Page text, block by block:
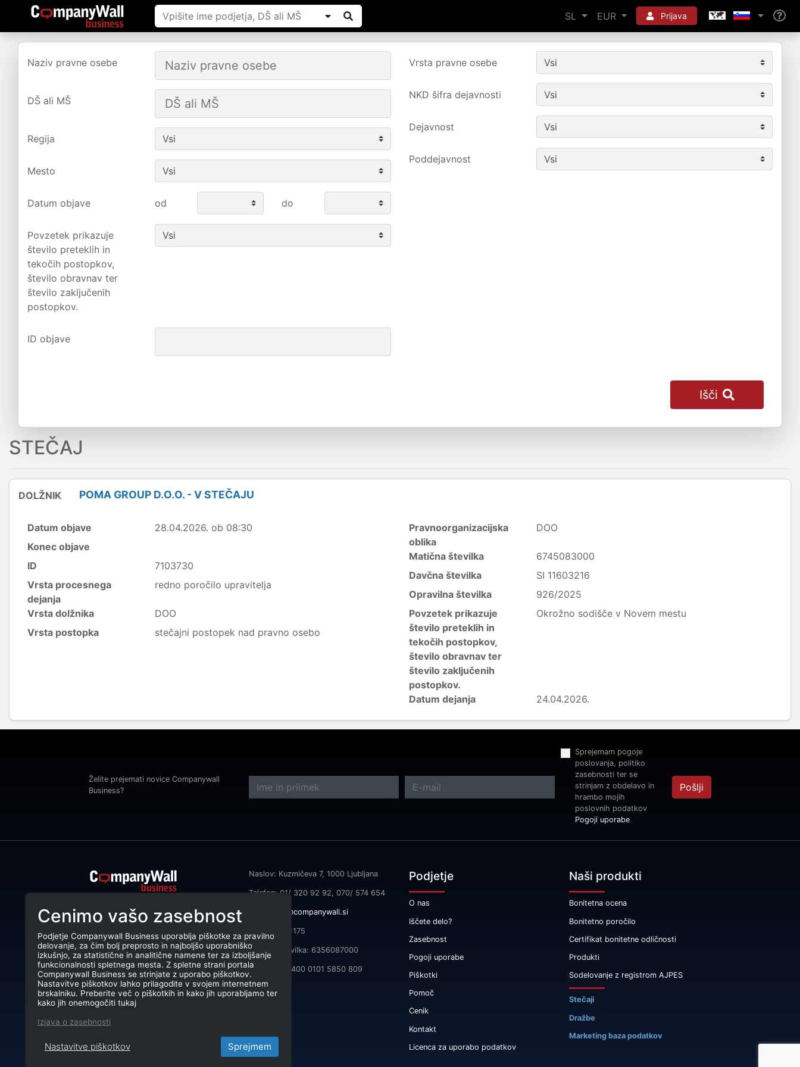
SL EUR Prijava
Naziv pravne osebe
DŠ ali MŠ
Regija
Mesto
Vrsta pravne osebe
NKD šifra dejavnosti
Dejavnost
Poddejavnost
Datum objave od do
Povzetek prikazuje
število preteklih in
tekočih postopkov,
število obravnav ter
število zaključenih
postopkov.
ID objave
Išči
STEČAJ
DOLŽNIK POMA GROUP D.O.O. - V STEČAJU
Datum objave
28.04.2026. ob 08:30
Konec objave
ID
7103730
Vrsta procesnega
dejanja
redno poročilo upravitelja
Vrsta dolžnika
DOO
Vrsta postopka
stečajni postopek nad pravno osebo
Pravnoorganizacijska
oblika
DOO
Matična številka
6745083000
Davčna številka
SI 11603216
Opravilna številka
926/2025
Povzetek prikazuje
število preteklih in
tekočih postopkov,
število obravnav ter
število zaključenih
postopkov.
Okrožno sodišče v Novem mestu
Datum dejanja 24.04.2026.
Želite prejemati novice Companywall
Business?
Sprejemam pogoje
poslovanja, politiko
zasebnosti ter se
strinjam z obdelavo in
hrambo mojih
poslovnih podatkov
Pogoji uporabe
Pošlji
podjetjem pomaga izboljšati
poslovanje z iskanjem in povezovanjem
strank.
CompanyWall Business © 2026
Naslov: Kuzmičeva 7, 1000 Ljubljana
Telefon: 01/ 320 92 92, 070/ 574 654
info@companywall.si
DŠ: SI55591175
Matična številka: 6356087000
TRR: SI56 3400 0101 5850 809
Podjetje
O nas
Iščete delo?
Zasebnost
Pogoji uporabe
Piškotki
Pomoč
Cenik
Kontakt
Licenca za uporabo podatkov
Naši produkti
Bonitetna ocena
Bonitetno poročilo
Certifikat bonitetne odličnosti
Produkti
Sodelovanje z registrom AJPES
Stečaji
Dražbe
Marketing baza podatkov
Cenimo vašo zasebnost
Podjetje Companywall Business uporablja piškotke za pravilno
delovanje, za čim bolj preprosto in najboljšo uporabniško
izkušnjo, za statistične in analitične namene ter za izboljšanje
funkcionalnosti spletnega mesta. Z spletne strani portala
Companywall Business se strinjate z uporabo piškotkov.
Nastavitve piškotkov lahko prilagodite v svojem internetnem
brskalniku. Preberite več o piškotkih in kako jih uporabljamo ter
kako jih onemogočiti tukaj
Izjava o zasebnosti
Nastavitve piškotkov Sprejmem